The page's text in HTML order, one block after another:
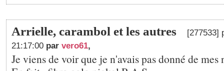
Arrielle, carambol et les autres
[277533]
21:17:00 par vero61,
Je viens de voir que je n'avais pas donné de mes